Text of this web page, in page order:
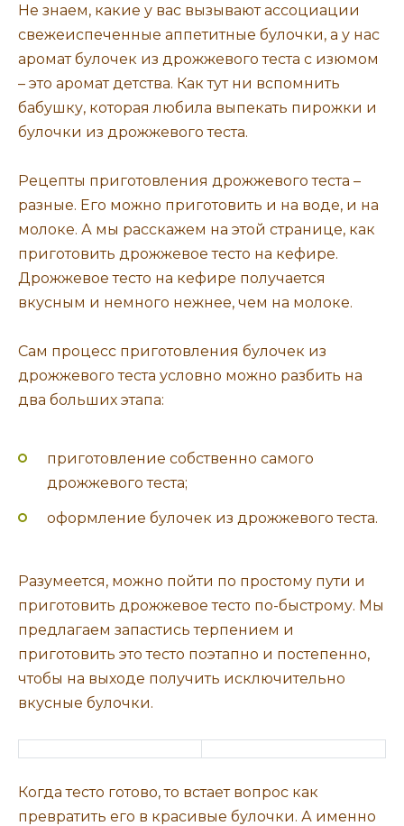
Не знаем, какие у вас вызывают ассоциации
свежеиспеченные аппетитные булочки, а у нас
аромат булочек из дрожжевого теста с изюмом
– это аромат детства. Как тут ни вспомнить
бабушку, которая любила выпекать пирожки и
булочки из дрожжевого теста.
Рецепты приготовления дрожжевого теста –
разные. Его можно приготовить и на воде, и на
молоке. А мы расскажем на этой странице, как
приготовить дрожжевое тесто на кефире.
Дрожжевое тесто на кефире получается
вкусным и немного нежнее, чем на молоке.
Сам процесс приготовления булочек из
дрожжевого теста условно можно разбить на
два больших этапа:
приготовление собственно самого
дрожжевого теста;
оформление булочек из дрожжевого теста.
Разумеется, можно пойти по простому пути и
приготовить дрожжевое тесто по-быстрому. Мы
предлагаем запастись терпением и
приготовить это тесто поэтапно и постепенно,
чтобы на выходе получить исключительно
вкусные булочки.
Когда тесто готово, то встает вопрос как
превратить его в красивые булочки. А именно